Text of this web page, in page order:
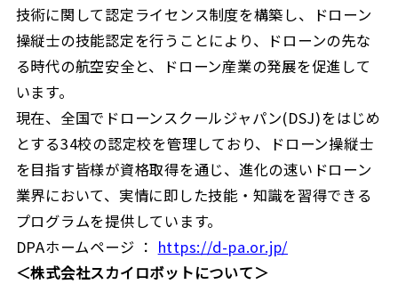
技術に関して認定ライセンス制度を構築し、ドローン
操縦士の技能認定を行うことにより、ドローンの先な
る時代の航空安全と、ドローン産業の発展を促進して
います。
現在、全国でドローンスクールジャパン(DSJ)をはじめ
とする34校の認定校を管理しており、ドローン操縦士
を目指す皆様が資格取得を通じ、進化の速いドローン
業界において、実情に即した技能・知識を習得できる
プログラムを提供しています。
DPAホームページ ： https://d-pa.or.jp/
＜株式会社スカイロボットについて＞